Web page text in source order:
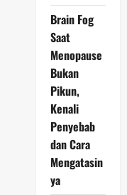
Brain Fog
Saat
Menopause
Bukan
Pikun,
Kenali
Penyebab
dan Cara
Mengatasin
ya